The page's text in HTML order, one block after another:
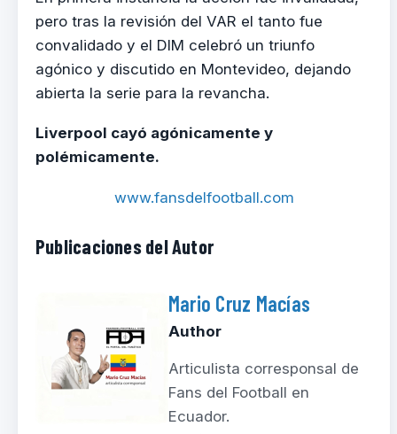
pero tras la revisión del VAR el tanto fue
convalidado y el DIM celebró un triunfo
agónico y discutido en Montevideo, dejando
abierta la serie para la revancha.
Liverpool cayó agónicamente y
polémicamente.
www.fansdelfootball.com
Publicaciones del Autor
Mario Cruz Macías
Author
Articulista corresponsal de
Fans del Football en
Ecuador.